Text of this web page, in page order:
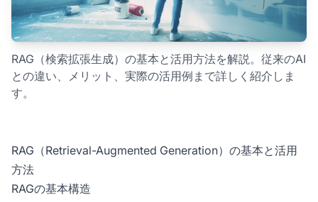
RAG（検索拡張生成）の基本と活用方法を解説。従来のAI
との違い、メリット、実際の活用例まで詳しく紹介しま
す。
RAG（Retrieval-Augmented Generation）の基本と活用
方法
RAGの基本構造